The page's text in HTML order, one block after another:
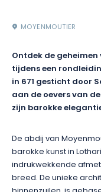
MOYENMOUTIER
Ontdek de
tijdens een
in 671 gesticht door
aan de oevers van
zijn barokke
De abdij van
barokke kunst in
indrukwekkende
breed. De unieke